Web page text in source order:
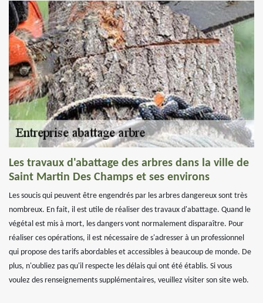
Les travaux d'abattage des arbres dans la ville de
Saint Martin Des Champs et ses environs
Les soucis qui peuvent être engendrés par les arbres dangereux sont très
nombreux. En fait, il est utile de réaliser des travaux d'abattage. Quand le
végétal est mis à mort, les dangers vont normalement disparaître. Pour
réaliser ces opérations, il est nécessaire de s'adresser à un professionnel
qui propose des tarifs abordables et accessibles à beaucoup de monde. De
plus, n'oubliez pas qu'il respecte les délais qui ont été établis. Si vous
voulez des renseignements supplémentaires, veuillez visiter son site web.